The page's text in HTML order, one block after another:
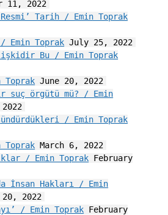
11, 2022
Tarih / Emin Toprak
/ Emin Toprak July 25, 2022
Bu / Emin Toprak
Toprak June 20, 2022
suç örgütü mü? / Emin
/ Emin Toprak
Toprak March 6, 2022
/ Emin Toprak February
İnsan Hakları / Emin
2022
/ Emin Toprak February